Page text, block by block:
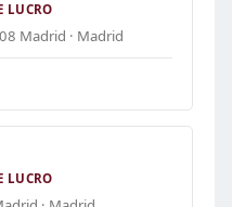
LUCRO
Madrid · Madrid
LUCRO